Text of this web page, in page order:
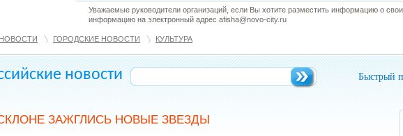
Уважаемые руководители организаций, если Вы хотите разместить информацию о
информацию на электронный адрес afisha@novo-city.ru
НОВОСТИ ГОРОДСКИЕ НОВОСТИ КУЛЬТУРА
новости Быстрый
ЗАЖГЛИСЬ НОВЫЕ ЗВЕЗДЫ